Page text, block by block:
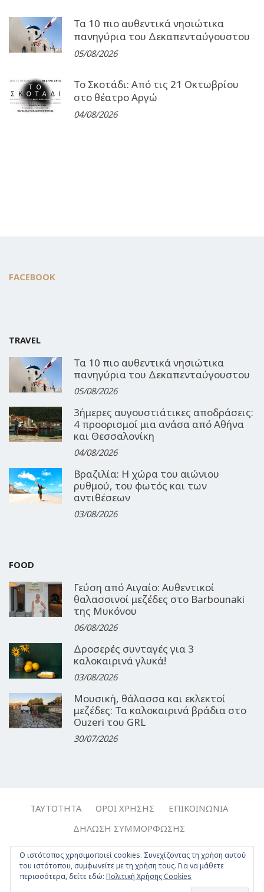
Τα 10 πιο αυθεντικά νησιώτικα
πανηγύρια του Δεκαπενταύγουστου
05/08/2026
Το Σκοτάδι: Από τις 21 Οκτωβρίου
στο θέατρο Αργώ
04/08/2026
FACEBOOK
TRAVEL
Τα 10 πιο αυθεντικά νησιώτικα
πανηγύρια του Δεκαπενταύγουστου
05/08/2026
3ήμερες αυγουστιάτικες αποδράσεις:
4 προορισμοί μια ανάσα από Αθήνα
και Θεσσαλονίκη
04/08/2026
Βραζιλία: Η χώρα του αιώνιου
ρυθμού, του φωτός και των
αντιθέσεων
03/08/2026
FOOD
Γεύση από Αιγαίο: Αυθεντικοί
θαλασσινοί μεζέδες στο Barbounaki
της Μυκόνου
06/08/2026
Δροσερές συνταγές για 3
καλοκαιρινά γλυκά!
03/08/2026
Μουσική, θάλασσα και εκλεκτοί
μεζέδες: Τα καλοκαιρινά βράδια στο
Ouzeri του GRL
30/07/2026
ΤΑΥΤΌΤΗΤΑ ΌΡΟΙ ΧΡΉΣΗΣ
ΕΠΙΚΟΙΝΩΝΊΑ
ΔΉΛΩΣΗ ΣΥΜΜΌΡΦΩΣΗΣ
Copyright © 2017-2026, Travelgirl.gr | All rights reserved.
Crafted byApptime.
Ο ιστότοπος χρησιμοποιεί cookies. Συνεχίζοντας τη χρήση αυτού
του ιστότοπου, συμφωνείτε με τη χρήση τους. Για να μάθετε
περισσότερα, δείτε εδώ: Πολιτική Χρήσης Cookies